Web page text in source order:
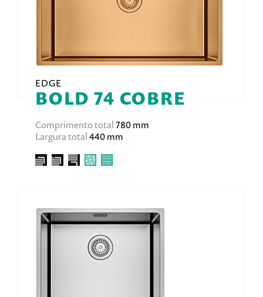
EDGE
BOLD 74 COBRE
Comprimento total780 mm
Largura total440 mm